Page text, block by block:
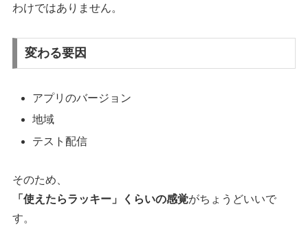
わけではありません。
変わる要因
アプリのバージョン
地域
テスト配信
そのため、
「使えたらラッキー」くらいの感覚がちょうどいいで
す。